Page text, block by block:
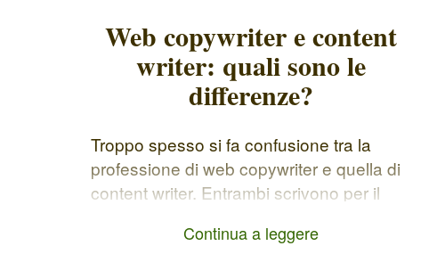
Web copywriter e content
writer: quali sono le
differenze?
Troppo spesso si fa confusione tra la
professione di web copywriter e quella di
content writer. Entrambi scrivono per il
obiettivi differenti. Approfondire le loro
Continua a leggere